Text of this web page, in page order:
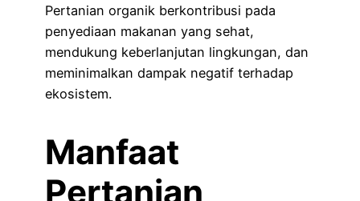
Pertanian organik berkontribusi pada
penyediaan makanan yang sehat,
mendukung keberlanjutan lingkungan, dan
meminimalkan dampak negatif terhadap
ekosistem.
Manfaat
Pertanian